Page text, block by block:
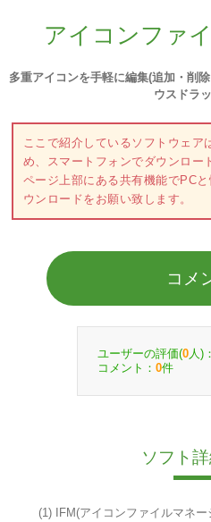
アイコンファ
多重アイコンを手軽に編集(追加・削
ウスドラ
ここで紹介しているソフトウェア
め、スマートフォンでダウンロー
ページ上部にある共有機能でPC
ウンロードをお願い致します。
コメ
ユーザーの評価(0 人)：
コメント： 0件
ソフト
(1) IFM(アイコンファイルマネー